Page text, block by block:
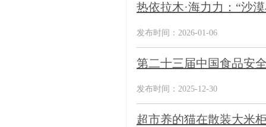
热依拉木·海力力：“沙
发布时间：2026-01-06
第二十三届中国食品安
发布时间：2025-12-30
超市养的猫在散装大米